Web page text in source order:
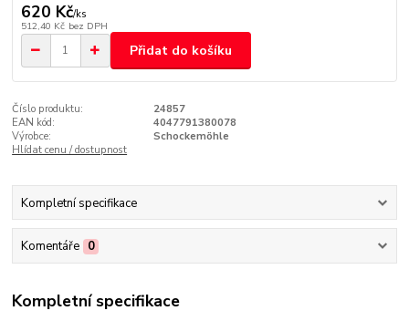
620 Kč/ks
512,40 Kč bez DPH
Přidat do košíku
Číslo produktu:
24857
EAN kód:
4047791380078
Výrobce:
Schockemöhle
Hlídat cenu / dostupnost
Kompletní specifikace
Komentáře 0
Kompletní specifikace